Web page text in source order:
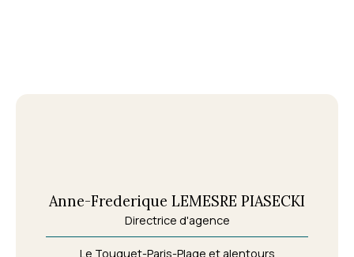
Anne-Frederique LEMESRE PIASECKI
Directrice d'agence
Le Touquet-Paris-Plage et alentours